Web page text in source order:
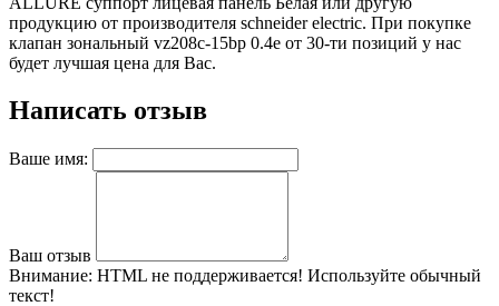
продукцию от производителя schneider electric. При покупке
клапан зональный vz208c-15bp 0.4e от 30-ти позиций у нас
будет лучшая цена для Вас.
Написать отзыв
Ваше имя:
Ваш отзыв
Внимание: HTML не поддерживается! Используйте обычный
текст!